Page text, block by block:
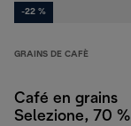
-22 %
GRAINS DE CAFÈ
Café en grains
Selezione, 70 %